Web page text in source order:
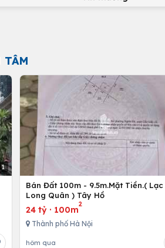
TÂM
1
Bán Đất 100m - 9.5m.Mặt Tiền.( Lạc
Long Quân ) Tây Hồ
24 tỷ · 100m
2
Thành phố Hà Nội
hôm qua